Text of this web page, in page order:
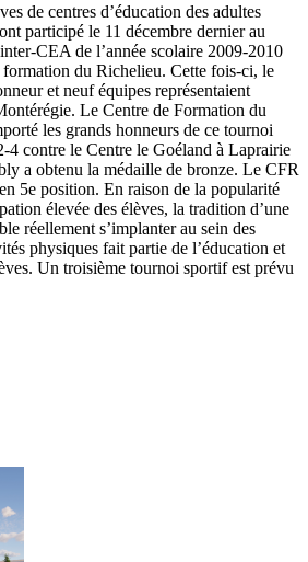
de centres d’éducation des adultes
participé le 11 décembre dernier au
CEA de l’année scolaire 2009-2010
formation du Richelieu. Cette fois-ci, le
et neuf équipes représentaient
Le Centre de Formation du
les grands honneurs de ce tournoi
4 contre le Centre le Goéland à Laprairie
a obtenu la médaille de bronze. Le CFR
5e position. En raison de la popularité
élevée des élèves, la tradition d’une
réellement s’implanter au sein des
physiques fait partie de l’éducation et
Un troisième tournoi sportif est prévu